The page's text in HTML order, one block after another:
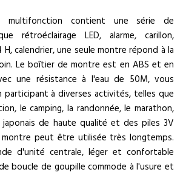
multifonction contient une série de
rétroéclairage LED, alarme, carillon,
calendrier, une seule montre répond à la
Le boîtier de montre est en ABS et en
une résistance à l'eau de 50M, vous
à diverses activités, telles que
le camping, la randonnée, le marathon,
de haute qualité et des piles 3V
peut être utilisée très longtemps.
d'unité centrale, léger et confortable
boucle de goupille commode à l'usure et